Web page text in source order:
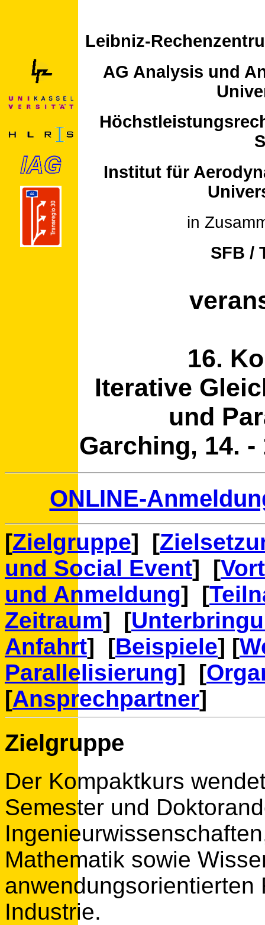
Leibniz-
AG Analysis und
Institut für
in
SFB /
16.
Iterative
und
Garching, 14. -
ONLINE-
[Zielgruppe] [
und Social Event] [
und Anmeldung] [
Zeitraum] [
Anfahrt] [Beispiele] [
Parallelisierung] [
[Ansprechpartner]
Zielgruppe
Der Kompaktkurs
Semester und
Mathematik sowie
Industrie.